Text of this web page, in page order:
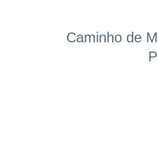
Caminho de